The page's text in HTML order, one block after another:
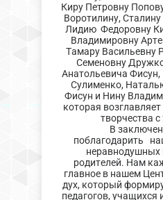
Киру Петровну
Воротилину,
Лидию Федоровну
Владимировну
Тамару Васильевну
Семеновну
Анатольевича
Сулименко,
Фисун и Нину
которая
творчества
В
поблагодарить
неравнодушных
родителей. Нам
главное в нашем
дух, который
педагогов, учащихся